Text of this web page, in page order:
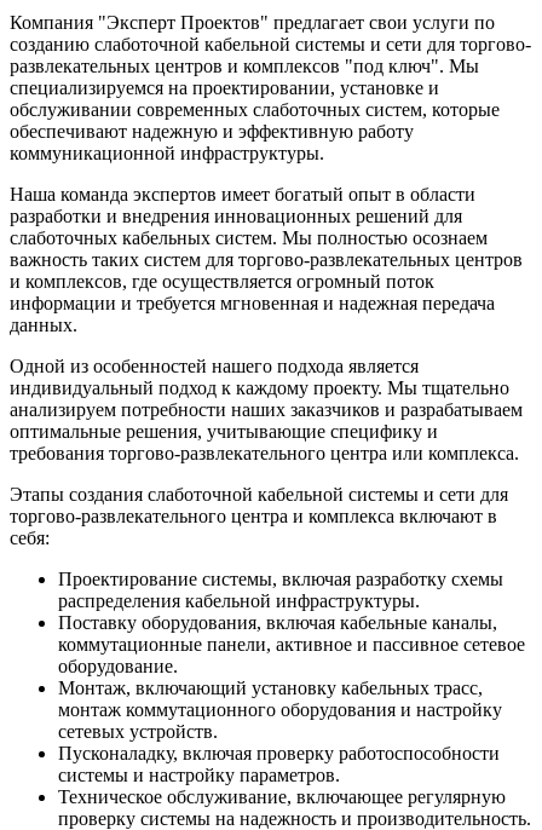
Компания "Эксперт Проектов" предлагает свои услуги по
созданию слаботочной кабельной системы и сети для торгово-
развлекательных центров и комплексов "под ключ". Мы
специализируемся на проектировании, установке и
обслуживании современных слаботочных систем, которые
обеспечивают надежную и эффективную работу
коммуникационной инфраструктуры.
Наша команда экспертов имеет богатый опыт в области
разработки и внедрения инновационных решений для
слаботочных кабельных систем. Мы полностью осознаем
важность таких систем для торгово-развлекательных центров
и комплексов, где осуществляется огромный поток
информации и требуется мгновенная и надежная передача
данных.
Одной из особенностей нашего подхода является
индивидуальный подход к каждому проекту. Мы тщательно
анализируем потребности наших заказчиков и разрабатываем
оптимальные решения, учитывающие специфику и
требования торгово-развлекательного центра или комплекса.
Этапы создания слаботочной кабельной системы и сети для
торгово-развлекательного центра и комплекса включают в
себя:
Проектирование системы, включая разработку схемы
распределения кабельной инфраструктуры.
Поставку оборудования, включая кабельные каналы,
коммутационные панели, активное и пассивное сетевое
оборудование.
Монтаж, включающий установку кабельных трасс,
монтаж коммутационного оборудования и настройку
сетевых устройств.
Пусконаладку, включая проверку работоспособности
системы и настройку параметров.
Техническое обслуживание, включающее регулярную
проверку системы на надежность и производительность.